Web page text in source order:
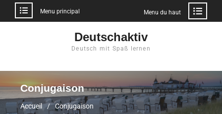
Menu principal Menu du haut
Deutschaktiv
Deutsch mit Spaß lernen
Conjugaison
Accueil Conjugaison